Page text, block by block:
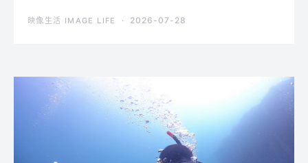
映像生活 IMAGE LIFE 2026-07-28